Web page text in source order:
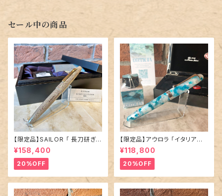
セール中の商品
【限定品】SAILOR 「 長刀研ぎ
エボナイト 万年筆 〜憧憬〜 」
／M（中字）／21金ペン先
¥158,400
20%OFF
【限定品】アウロラ 「イタリア神
秘の旅・オルティジア 万年筆」／
字幅EF
¥118,800
20%OFF